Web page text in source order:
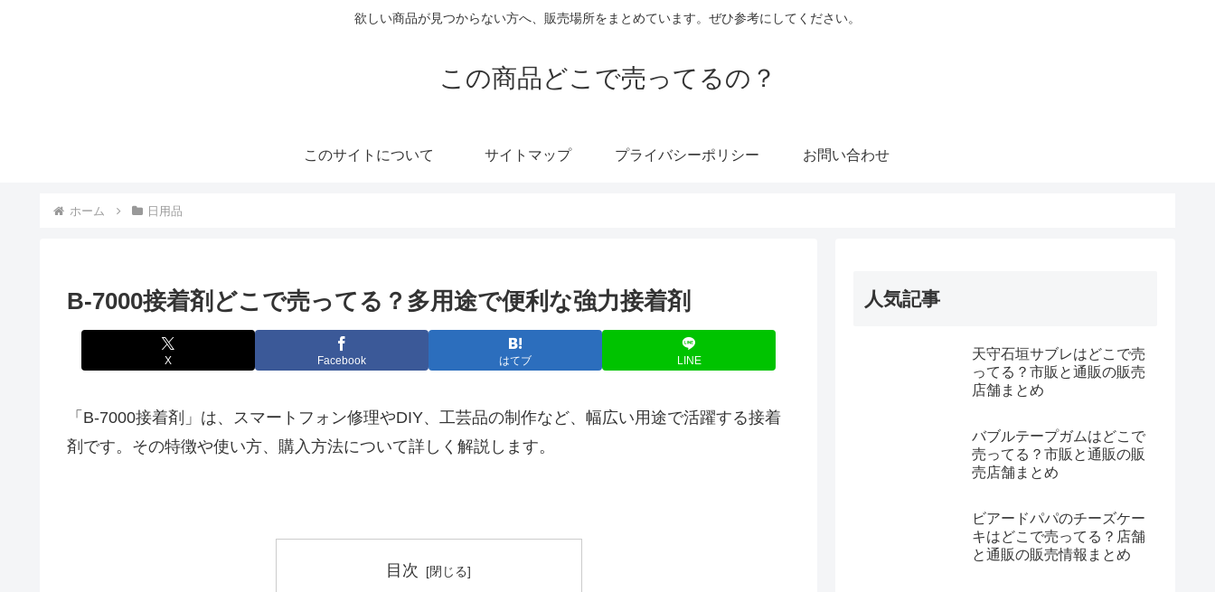
欲しい商品が見つからない方へ、販売場所をまとめています。ぜひ参考にしてください。
この商品どこで売ってるの？
このサイトについて サイトマップ プライバシーポリシー お問い合わせ
ホーム 日用品
B-7000接着剤どこで売ってる？多用途で便利な強力接着剤
X Facebook はてブ LINE
「B-7000接着剤」は、スマートフォン修理やDIY、工芸品の制作など、幅広い用途で活躍する接着
剤です。その特徴や使い方、購入方法について詳しく解説します。
目次
人気記事
天守石垣サブレはどこで売
ってる？市販と通販の販売
店舗まとめ
バブルテープガムはどこで
売ってる？市販と通販の販
売店舗まとめ
ビアードパパのチーズケー
キはどこで売ってる？店舗
と通販の販売情報まとめ